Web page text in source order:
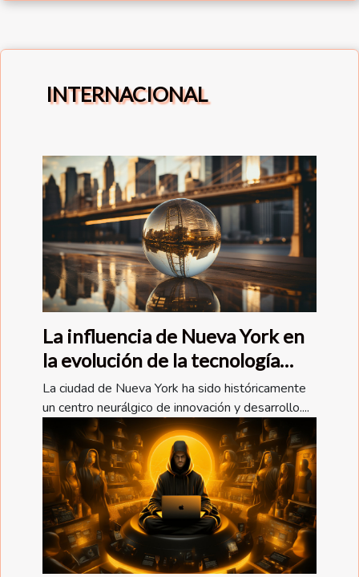
INTERNACIONAL
La influencia de Nueva York en
la evolución de la tecnología
global
La ciudad de Nueva York ha sido históricamente
un centro neurálgico de innovación y desarrollo....